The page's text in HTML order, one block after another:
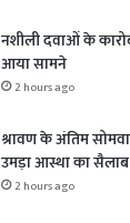
नशीली दवाओं के
आया सामने
2 hours ago
श्रावण के अंतिम
उमड़ा आस्था का
2 hours ago